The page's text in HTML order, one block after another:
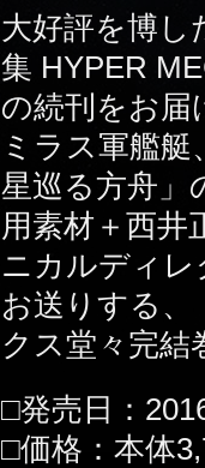
大好評を博し
集 HYPER
の続刊をお届
ミラス軍艦
星巡る方舟」
用素材＋西井
ニカルディ
お送りする、
クス堂々完結
□発売日：
□価格：本体